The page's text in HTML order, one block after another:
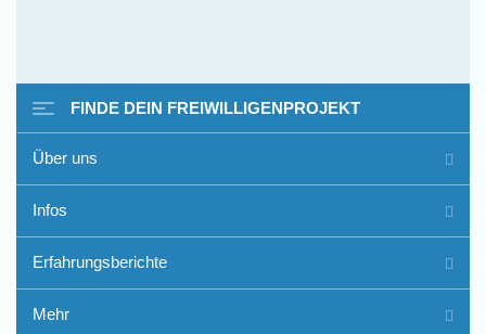
Freiwilligenarbeit im Ausland
- Erfahrungsberichte
FINDE DEIN FREIWILLIGENPROJEKT
Über uns
Infos
Erfahrungsberichte
Mehr